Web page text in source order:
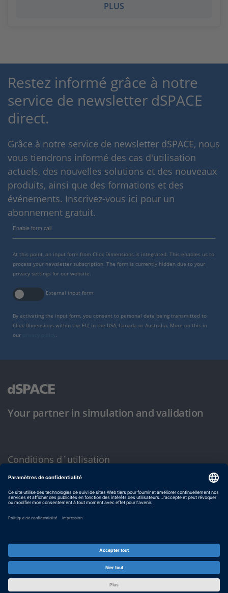
PLUS
Restez informé grâce à notre
service de newsletter dSPACE
direct.
Grâce à notre service de newsletter dSPACE, nous
vous tiendrons informé des cas d'utilisation
actuels, des nouvelles solutions et des nouveaux
produits, ainsi que des formations et des
événements. Inscrivez-vous ici pour un
abonnement gratuit.
Enable form call
At this point, an input form from Click Dimensions is integrated. This enables us to
process your newsletter subscription. The form is currently hidden due to your
privacy settings for our website.
External input form
By activating the input form, you consent to personal data being transmitted to
Click Dimensions within the EU, in the USA, Canada or Australia. More on this in
our
Your partner in simulation and validation
Conditions d´utilisation
Politique de confidentialité
Mentions légales et conditions générales
© dSPACE